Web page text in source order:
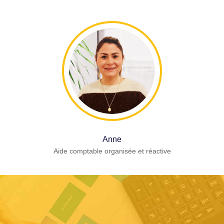
Anne
Aide comptable organisée et réactive